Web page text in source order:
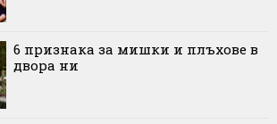
6 признака за мишки и плъхове в
двора ни